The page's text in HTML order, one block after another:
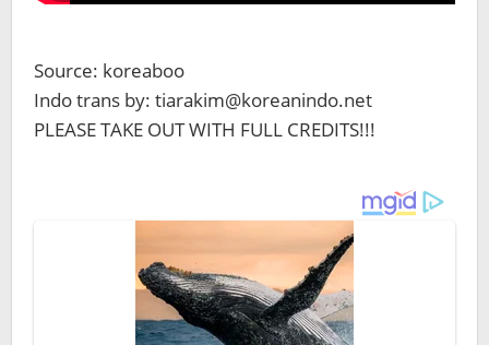
Source: koreaboo
Indo trans by: tiarakim@koreanindo.net
PLEASE TAKE OUT WITH FULL CREDITS!!!